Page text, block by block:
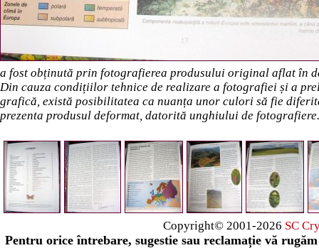
a fost obținută prin fotografierea produsului original aflat în
Din cauza condițiilor tehnice de realizare a fotografiei și a
grafică, există posibilitatea ca nuanța unor culori să fie
prezenta produsul deformat, datorită unghiului de fotografiere.
Copyright© 2001-2026 SC
Pentru orice întrebare, sugestie sau reclamație vă